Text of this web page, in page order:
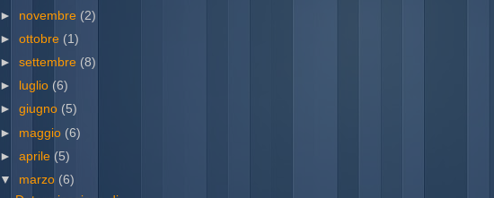
► novembre (2)
►ottobre (1)
►settembre (8)
►
luglio (6)
►giugno (5)
► maggio (6)
►aprile (5)
▼ marzo (6)